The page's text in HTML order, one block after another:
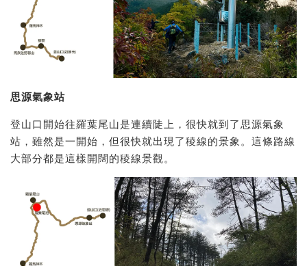
思源氣象站
登山口開始往羅葉尾山是連續陡上，很快就到了思源氣象
站，雖然是一開始，但很快就出現了稜線的景象。這條路線
大部分都是這樣開闊的稜線景觀。